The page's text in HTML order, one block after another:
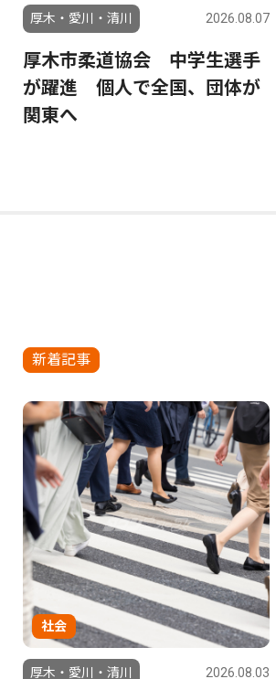
厚木・愛川・清川 2026.08.07
厚木市柔道協会 中学生選手
が躍進 個人で全国、団体が
関東へ
新着記事
社会
厚木・愛川・清川 2026.08.03